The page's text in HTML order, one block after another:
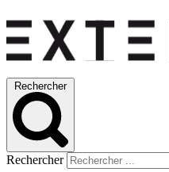
Rechercher
Rechercher